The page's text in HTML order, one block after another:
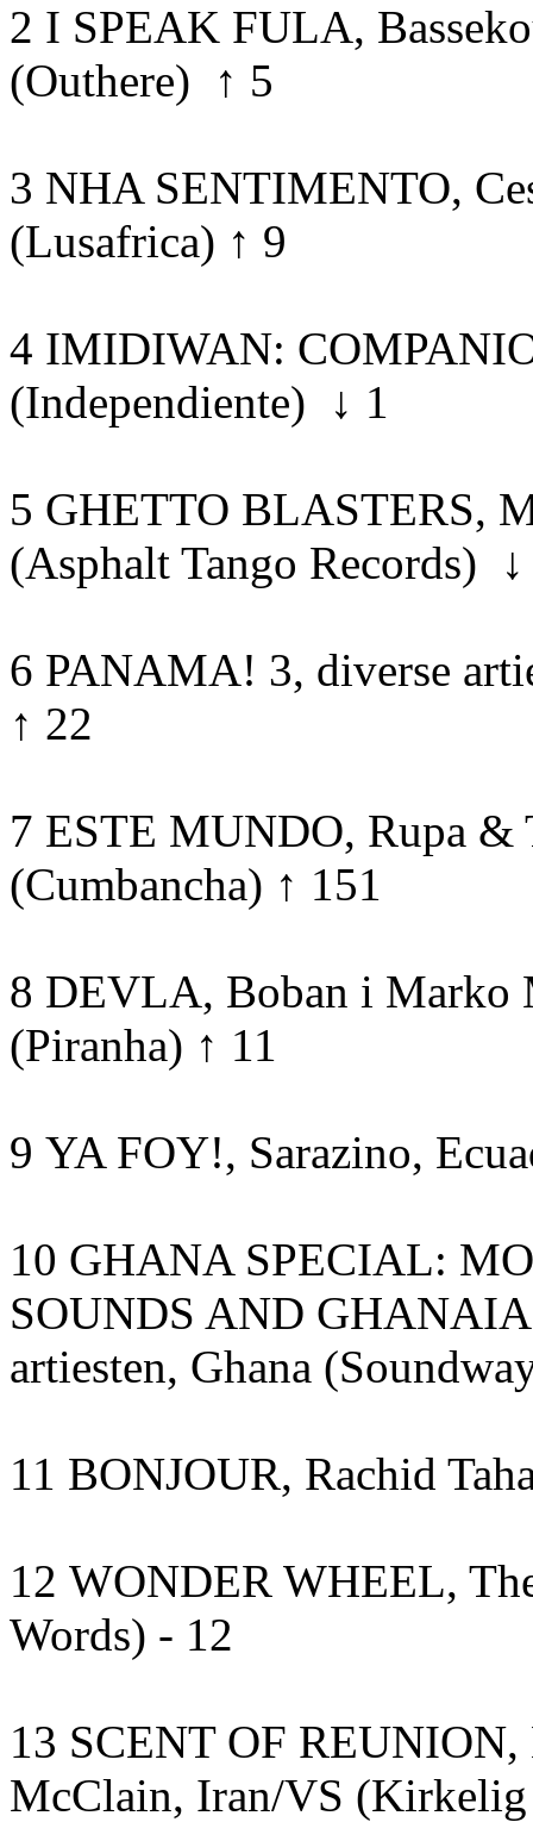
2 I SPEAK FULA,
(Outhere) ↑ 5
3 NHA SENTIMENTO,
(Lusafrica) ↑ 9
4 IMIDIWAN:
(Independiente) ↓ 1
5 GHETTO BLASTERS,
(Asphalt Tango Records)
6 PANAMA! 3, diverse
↑ 22
7 ESTE MUNDO, Rupa &
(Cumbancha) ↑ 151
8 DEVLA, Boban i Marko
(Piranha) ↑ 11
9 YA FOY!, Sarazino,
10 GHANA SPECIAL:
SOUNDS AND
artiesten, Ghana
11 BONJOUR, Rachid
12 WONDER WHEEL,
Words) - 12
13 SCENT OF
McClain, Iran/VS